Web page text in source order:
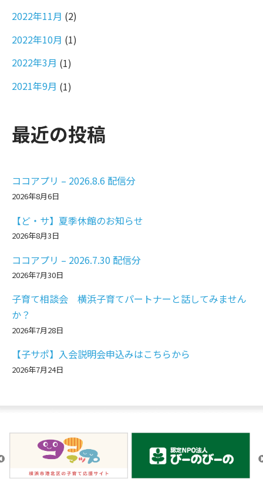
2022年11月 (2)
2022年10月 (1)
2022年3月 (1)
2021年9月 (1)
最近の投稿
ココアプリ – 2026.8.6 配信分
2026年8月6日
【ど・サ】夏季休館のお知らせ
2026年8月3日
ココアプリ – 2026.7.30 配信分
2026年7月30日
子育て相談会 横浜子育てパートナーと話してみません
か？
2026年7月28日
【子サポ】入会説明会申込みはこちらから
2026年7月24日